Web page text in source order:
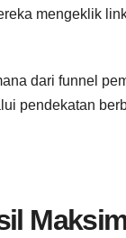
mengeklik
dari funnel
pendekatan